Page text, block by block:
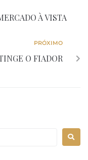
À VISTA
PRÓXIMO
O FIADOR